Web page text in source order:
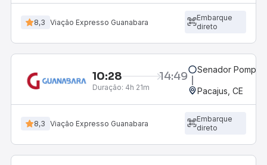
8,3 Viação Expresso Guanabara
Embarque
direto
10:28 14:49
Duração: 4h 21m
Senador
Pacajus, CE
8,3 Viação Expresso Guanabara
Embarque
direto